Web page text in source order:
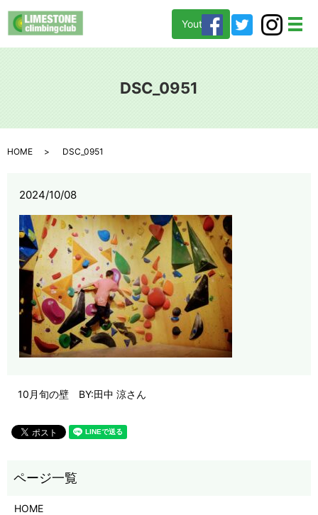
メ
Youtube
DSC_0951
HOME DSC_0951
2024/10/08
10月旬の壁 BY:田中 涼さん
HOME